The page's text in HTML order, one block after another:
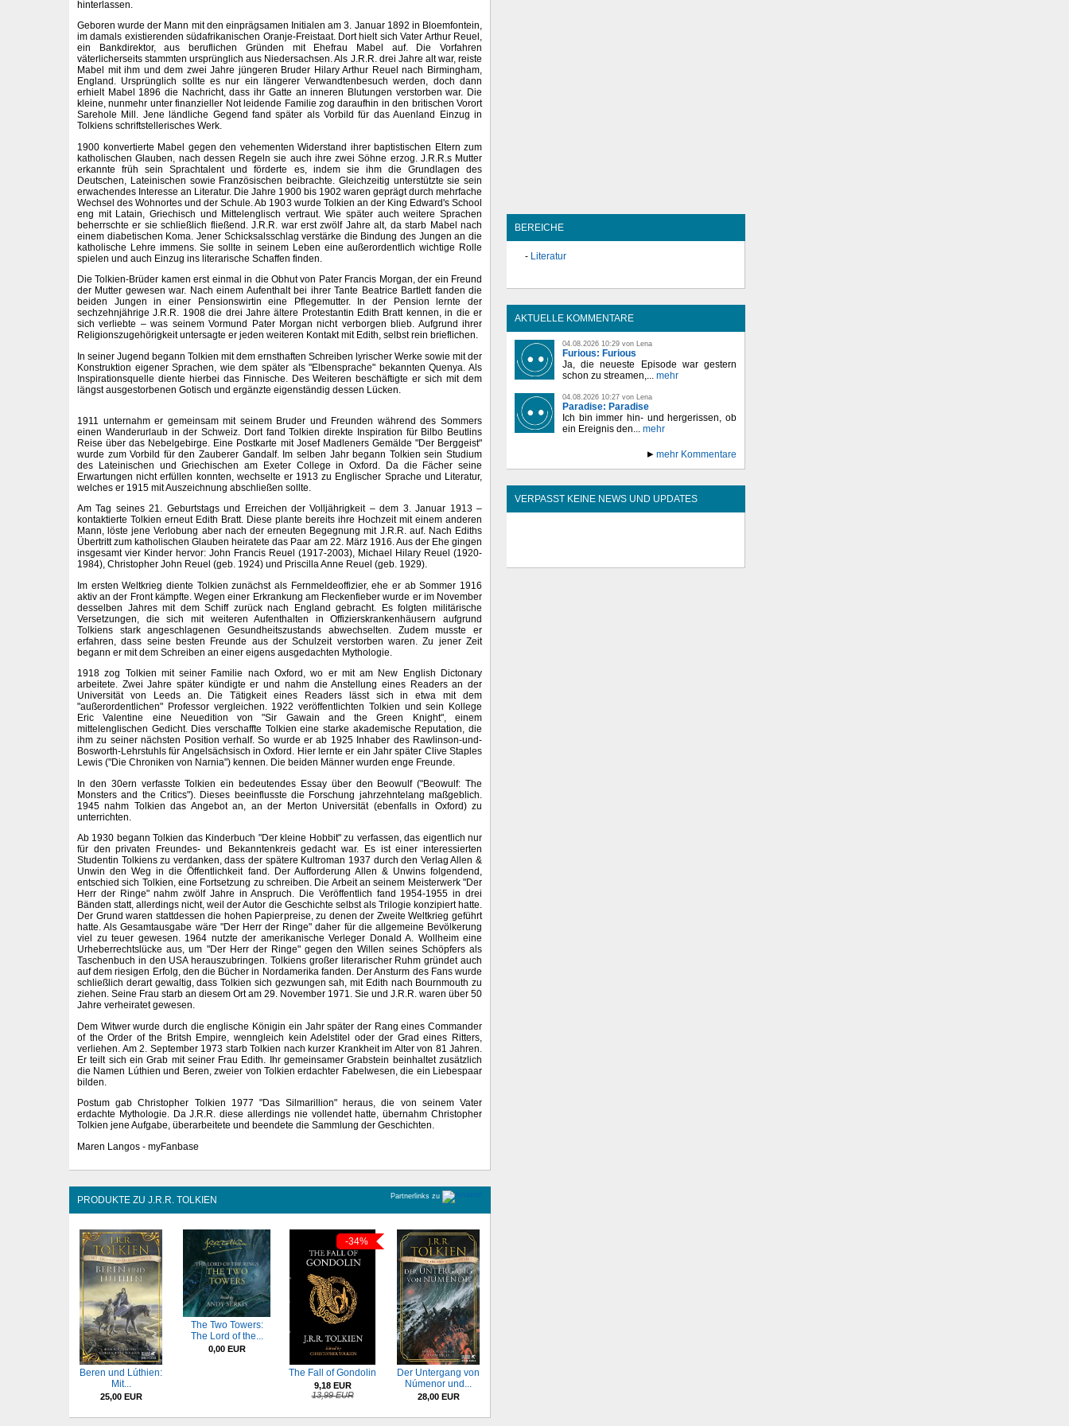
hinterlassen.
Geboren wurde der Mann mit den einprägsamen Initialen am 3. Januar 1892 in Bloemfontein,
im damals existierenden südafrikanischen Oranje-Freistaat. Dort hielt sich Vater Arthur Reuel,
ein Bankdirektor, aus beruflichen Gründen mit Ehefrau Mabel auf. Die Vorfahren
väterlicherseits stammten ursprünglich aus Niedersachsen. Als J.R.R. drei Jahre alt war, reiste
Mabel mit ihm und dem zwei Jahre jüngeren Bruder Hilary Arthur Reuel nach Birmingham,
England. Ursprünglich sollte es nur ein längerer Verwandtenbesuch werden, doch dann
erhielt Mabel 1896 die Nachricht, dass ihr Gatte an inneren Blutungen verstorben war. Die
kleine, nunmehr unter finanzieller Not leidende Familie zog daraufhin in den britischen Vorort
Sarehole Mill. Jene ländliche Gegend fand später als Vorbild für das Auenland Einzug in
Tolkiens schriftstellerisches Werk.
1900 konvertierte Mabel gegen den vehementen Widerstand ihrer baptistischen Eltern zum
katholischen Glauben, nach dessen Regeln sie auch ihre zwei Söhne erzog. J.R.R.s Mutter
erkannte früh sein Sprachtalent und förderte es, indem sie ihm die Grundlagen des
Deutschen, Lateinischen sowie Französischen beibrachte. Gleichzeitig unterstützte sie sein
erwachendes Interesse an Literatur. Die Jahre 1900 bis 1902 waren geprägt durch mehrfache
Wechsel des Wohnortes und der Schule. Ab 1903 wurde Tolkien an der King Edward's School
eng mit Latain, Griechisch und Mittelenglisch vertraut. Wie später auch weitere Sprachen
beherrschte er sie schließlich fließend. J.R.R. war erst zwölf Jahre alt, da starb Mabel nach
einem diabetischen Koma. Jener Schicksalsschlag verstärke die Bindung des Jungen an die
katholische Lehre immens. Sie sollte in seinem Leben eine außerordentlich wichtige Rolle
spielen und auch Einzug ins literarische Schaffen finden.
Die Tolkien-Brüder kamen erst einmal in die Obhut von Pater Francis Morgan, der ein Freund
der Mutter gewesen war. Nach einem Aufenthalt bei ihrer Tante Beatrice Bartlett fanden die
beiden Jungen in einer Pensionswirtin eine Pflegemutter. In der Pension lernte der
sechzehnjährige J.R.R. 1908 die drei Jahre ältere Protestantin Edith Bratt kennen, in die er
sich verliebte – was seinem Vormund Pater Morgan nicht verborgen blieb. Aufgrund ihrer
Religionszugehörigkeit untersagte er jeden weiteren Kontakt mit Edith, selbst rein brieflichen.
In seiner Jugend begann Tolkien mit dem ernsthaften Schreiben lyrischer Werke sowie mit der
Konstruktion eigener Sprachen, wie dem später als "Elbensprache" bekannten Quenya. Als
Inspirationsquelle diente hierbei das Finnische. Des Weiteren beschäftigte er sich mit dem
längst ausgestorbenen Gotisch und ergänzte eigenständig dessen Lücken.
1911 unternahm er gemeinsam mit seinem Bruder und Freunden während des Sommers
einen Wanderurlaub in der Schweiz. Dort fand Tolkien direkte Inspiration für Bilbo Beutlins
Reise über das Nebelgebirge. Eine Postkarte mit Josef Madleners Gemälde "Der Berggeist"
wurde zum Vorbild für den Zauberer Gandalf. Im selben Jahr begann Tolkien sein Studium
des Lateinischen und Griechischen am Exeter College in Oxford. Da die Fächer seine
Erwartungen nicht erfüllen konnten, wechselte er 1913 zu Englischer Sprache und Literatur,
welches er 1915 mit Auszeichnung abschließen sollte.
Am Tag seines 21. Geburtstags und Erreichen der Volljährigkeit – dem 3. Januar 1913 –
kontaktierte Tolkien erneut Edith Bratt. Diese plante bereits ihre Hochzeit mit einem anderen
Mann, löste jene Verlobung aber nach der erneuten Begegnung mit J.R.R. auf. Nach Ediths
Übertritt zum katholischen Glauben heiratete das Paar am 22. März 1916. Aus der Ehe gingen
insgesamt vier Kinder hervor: John Francis Reuel (1917-2003), Michael Hilary Reuel (1920-
1984), Christopher John Reuel (geb. 1924) und Priscilla Anne Reuel (geb. 1929).
Im ersten Weltkrieg diente Tolkien zunächst als Fernmeldeoffizier, ehe er ab Sommer 1916
aktiv an der Front kämpfte. Wegen einer Erkrankung am Fleckenfieber wurde er im November
desselben Jahres mit dem Schiff zurück nach England gebracht. Es folgten militärische
Versetzungen, die sich mit weiteren Aufenthalten in Offizierskrankenhäusern aufgrund
Tolkiens stark angeschlagenen Gesundheitszustands abwechselten. Zudem musste er
erfahren, dass seine besten Freunde aus der Schulzeit verstorben waren. Zu jener Zeit
begann er mit dem Schreiben an einer eigens ausgedachten Mythologie.
1918 zog Tolkien mit seiner Familie nach Oxford, wo er mit am New English Dictonary
arbeitete. Zwei Jahre später kündigte er und nahm die Anstellung eines Readers an der
Universität von Leeds an. Die Tätigkeit eines Readers lässt sich in etwa mit dem
"außerordentlichen" Professor vergleichen. 1922 veröffentlichten Tolkien und sein Kollege
Eric Valentine eine Neuedition von "Sir Gawain and the Green Knight", einem
mittelenglischen Gedicht. Dies verschaffte Tolkien eine starke akademische Reputation, die
ihm zu seiner nächsten Position verhalf. So wurde er ab 1925 Inhaber des Rawlinson-und-
Bosworth-Lehrstuhls für Angelsächsisch in Oxford. Hier lernte er ein Jahr später Clive Staples
Lewis ("Die Chroniken von Narnia") kennen. Die beiden Männer wurden enge Freunde.
In den 30ern verfasste Tolkien ein bedeutendes Essay über den Beowulf ("Beowulf: The
Monsters and the Critics"). Dieses beeinflusste die Forschung jahrzehntelang maßgeblich.
1945 nahm Tolkien das Angebot an, an der Merton Universität (ebenfalls in Oxford) zu
unterrichten.
Ab 1930 begann Tolkien das Kinderbuch "Der kleine Hobbit" zu verfassen, das eigentlich nur
für den privaten Freundes- und Bekanntenkreis gedacht war. Es ist einer interessierten
Studentin Tolkiens zu verdanken, dass der spätere Kultroman 1937 durch den Verlag Allen &
Unwin den Weg in die Öffentlichkeit fand. Der Aufforderung Allen & Unwins folgendend,
entschied sich Tolkien, eine Fortsetzung zu schreiben. Die Arbeit an seinem Meisterwerk "Der
Herr der Ringe" nahm zwölf Jahre in Anspruch. Die Veröffentlich fand 1954-1955 in drei
Bänden statt, allerdings nicht, weil der Autor die Geschichte selbst als Trilogie konzipiert hatte.
Der Grund waren stattdessen die hohen Papierpreise, zu denen der Zweite Weltkrieg geführt
hatte. Als Gesamtausgabe wäre "Der Herr der Ringe" daher für die allgemeine Bevölkerung
viel zu teuer gewesen. 1964 nutzte der amerikanische Verleger Donald A. Wollheim eine
Urheberrechtslücke aus, um "Der Herr der Ringe" gegen den Willen seines Schöpfers als
Taschenbuch in den USA herauszubringen. Tolkiens großer literarischer Ruhm gründet auch
auf dem riesigen Erfolg, den die Bücher in Nordamerika fanden. Der Ansturm des Fans wurde
schließlich derart gewaltig, dass Tolkien sich gezwungen sah, mit Edith nach Bournmouth zu
ziehen. Seine Frau starb an diesem Ort am 29. November 1971. Sie und J.R.R. waren über 50
Jahre verheiratet gewesen.
Dem Witwer wurde durch die englische Königin ein Jahr später der Rang eines Commander
of the Order of the Britsh Empire, wenngleich kein Adelstitel oder der Grad eines Ritters,
verliehen. Am 2. September 1973 starb Tolkien nach kurzer Krankheit im Alter von 81 Jahren.
Er teilt sich ein Grab mit seiner Frau Edith. Ihr gemeinsamer Grabstein beinhaltet zusätzlich
die Namen Lúthien und Beren, zweier von Tolkien erdachter Fabelwesen, die ein Liebespaar
bilden.
Postum gab Christopher Tolkien 1977 "Das Silmarillion" heraus, die von seinem Vater
erdachte Mythologie. Da J.R.R. diese allerdings nie vollendet hatte, übernahm Christopher
Tolkien jene Aufgabe, überarbeitete und beendete die Sammlung der Geschichten.
Maren Langos - myFanbase
Partnerlinks zu
PRODUKTE ZU J.R.R. TOLKIEN
Beren und Lúthien:
Mit...
25,00 EUR
The Two Towers:
The Lord of the...
0,00 EUR
-34%
The Fall of Gondolin
9,18 EUR
13,99 EUR
Der Untergang von
Númenor und...
28,00 EUR
BEREICHE
Literatur
AKTUELLE KOMMENTARE
04.08.2026 10:29 von Lena
Furious: Furious
Ja, die neueste Episode war gestern
schon zu streamen,... mehr
04.08.2026 10:27 von Lena
Paradise: Paradise
Ich bin immer hin- und hergerissen, ob
ein Ereignis den... mehr
mehr Kommentare
VERPASST KEINE NEWS UND UPDATES